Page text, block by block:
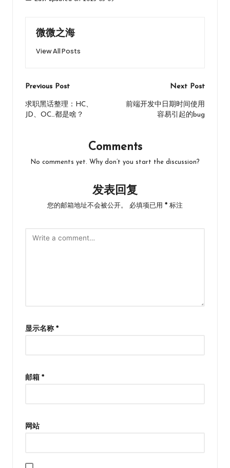
k
n
微微之海
View All Posts
Post
navigation
Previous Post
求职黑话整理：HC、
JD、OC…都是啥？
Next Post
前端开发中日期时间使用
容易引起的bug
Comments
No comments yet. Why don’t you start the discussion?
发表回复
您的邮箱地址不会被公开。 必填项已用 * 标注
显示名称 *
邮箱 *
网站